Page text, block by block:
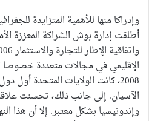
وإدراكا منها للأهمية المتزايدة
الإقليمي في مجالات متعددة خصوصا
2008، كانت الولايات المتحدة أول
الآسيان. إلى جانب ذلك، تحسنت
وإندونيسيا بشكل معتبر. إلا أن هذا